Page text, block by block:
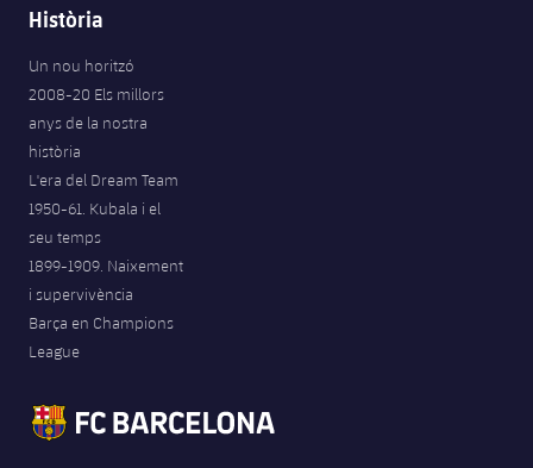
Història
Un nou horitzó
2008-20 Els millors
anys de la nostra
història
L'era del Dream Team
1950-61. Kubala i el
seu temps
1899-1909. Naixement
i supervivència
Barça en Champions
League